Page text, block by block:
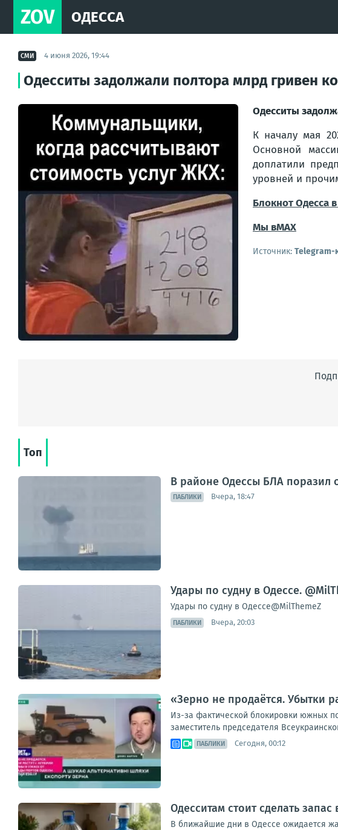
ZOV ОДЕССА
СМИ 4 июня 2026, 19:44
Одесситы задолжали полтора млрд гривен
Одесситы
К началу мая
Основной
доплатили
уровней и
Блокнот Одесса
Мы вМАХ
Источник: Telegram-
Топ
В районе Одессы БЛА поразил
ПАБЛИКИ Вчера, 18:47
Удары по судну в Одессе.
Удары по судну в Одессе@MilThemeZ
ПАБЛИКИ Вчера, 20:03
«Зерно не продаётся. Убытки
Из-за фактической блокировки южных
заместитель председателя
ПАБЛИКИ Сегодня, 00:12
Одесситам стоит сделать
В ближайшие дни в Одессе ожидается